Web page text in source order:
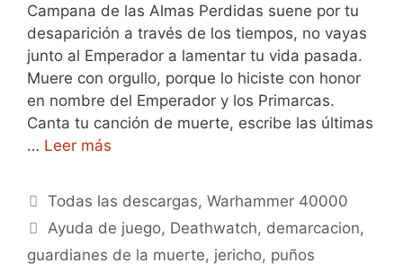
Campana de las Almas Perdidas suene por tu
desaparición a través de los tiempos, no vayas
junto al Emperador a lamentar tu vida pasada.
Muere con orgullo, porque lo hiciste con honor
en nombre del Emperador y los Primarcas.
Canta tu canción de muerte, escribe las últimas
… Leer más
Categorías
Todas las descargas,Warhammer 40000
Etiquetas
Ayuda de juego, Deathwatch, demarcacion,
guardianes de la muerte, jericho, puños